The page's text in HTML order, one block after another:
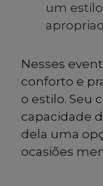
um
Nesses
conforto e
o estilo. Seu
capacidade
dela uma
ocasiões